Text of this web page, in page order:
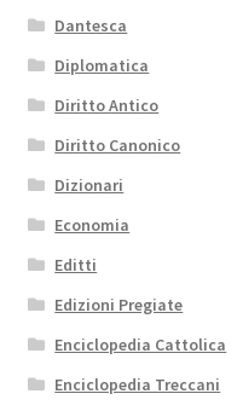
Dantesca
Diplomatica
Diritto Antico
Diritto Canonico
Dizionari
Economia
Editti
Edizioni Pregiate
Enciclopedia Cattolica
Enciclopedia Treccani